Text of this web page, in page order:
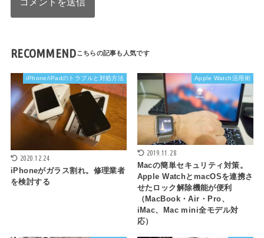
RECOMMEND
iPhone/iPadのトラブルと対処方法
2020.12.24
iPhoneがガラス割れ。修理業者
を検討する
Apple Watch活用術
2019.11.28
Macの簡単セキュリティ対策。
Apple WatchとmacOSを連携さ
せたロック解除機能が便利
（MacBook・Air・Pro、
iMac、Mac mini全モデル対
応）